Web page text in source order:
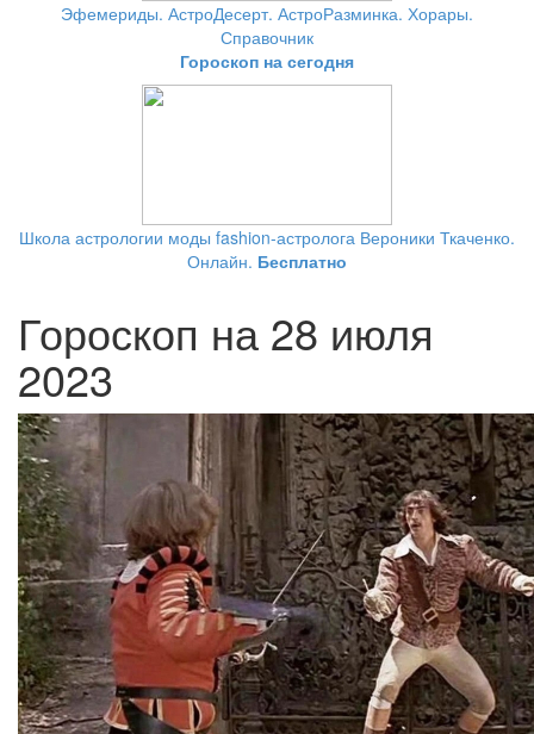
Эфемериды. АстроДесерт. АстроРазминка. Хорары.
Справочник
Гороскоп на сегодня
Школа астрологии моды fashion-астролога Вероники Ткаченко.
Онлайн. Бесплатно
Гороскоп на 28 июля
2023